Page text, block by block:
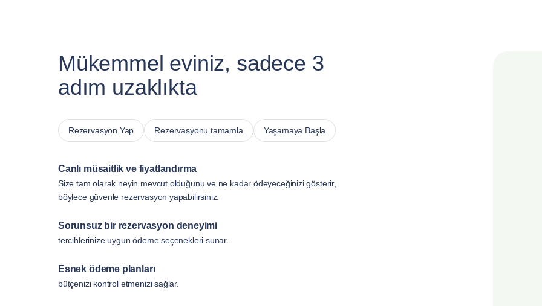
Mükemmel eviniz, sadece 3
adım uzaklıkta
Rezervasyon Yap Rezervasyonu tamamla Yaşamaya Başla
Canlı müsaitlik ve fiyatlandırma
Size tam olarak neyin mevcut olduğunu ve ne kadar ödeyeceğinizi gösterir,
böylece güvenle rezervasyon yapabilirsiniz.
Sorunsuz bir rezervasyon deneyimi
tercihlerinize uygun ödeme seçenekleri sunar.
Esnek ödeme planları
bütçenizi kontrol etmenizi sağlar.